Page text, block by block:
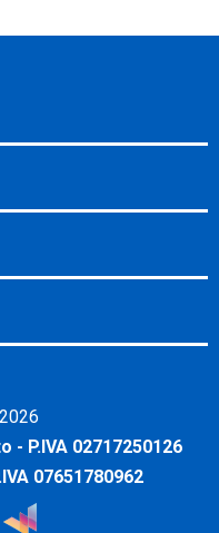
2026
- P.IVA 02717250126
07651780962